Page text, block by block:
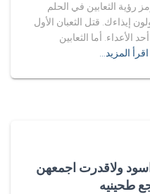
رؤية الثعابين في الحلم
إيذاءك. قتل الثعبان الأول
أما الثعابين
اقرأ المزيد…
ولاقدرت اجمعهن
طحينيه